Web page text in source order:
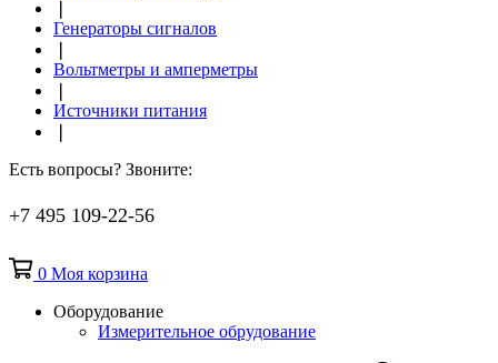
Генераторы сигналов
Вольтметры и амперметры
Источники питания
Есть вопросы? Звоните:
+7 495 109-22-56
0 Моя корзина
Оборудование
Измерительное обрудование